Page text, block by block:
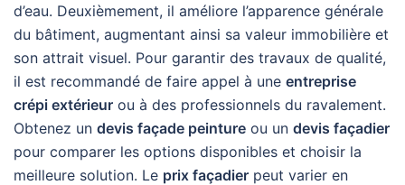
d’eau. Deuxièmement, il améliore l’apparence générale
du bâtiment, augmentant ainsi sa valeur immobilière et
son attrait visuel. Pour garantir des travaux de qualité,
il est recommandé de faire appel à une entreprise
crépi extérieur ou à des professionnels du ravalement.
Obtenez un devis façade peinture ou un devis façadier
pour comparer les options disponibles et choisir la
meilleure solution. Le prix façadier peut varier en